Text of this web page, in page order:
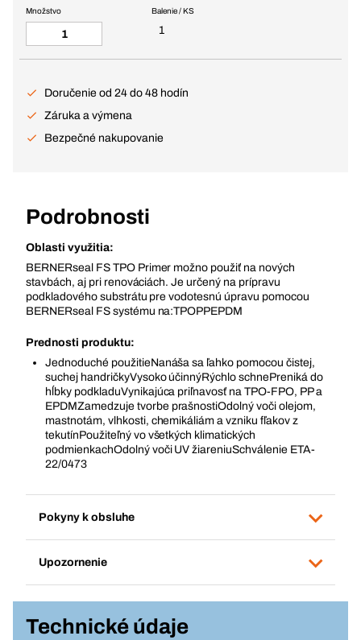
Balenie / KS
1
Množstvo
Doručenie od 24 do 48 hodín
Záruka a výmena
Bezpečné nakupovanie
Podrobnosti
Oblasti využitia:
BERNERseal FS TPO Primer možno použiť na nových
stavbách, aj pri renováciách. Je určený na prípravu
podkladového substrátu pre vodotesnú úpravu pomocou
BERNERseal FS systému na:TPOPPEPDM
Prednosti produktu:
Jednoduché použitieNanáša sa ľahko pomocou čistej,
suchej handričkyVysoko účinnýRýchlo schnePreniká do
hĺbky podkladuVynikajúca priľnavosť na TPO-FPO, PP a
EPDMZamedzuje tvorbe prašnostiOdolný voči olejom,
mastnotám, vlhkosti, chemikáliám a vzniku fľakov z
tekutínPoužiteľný vo všetkých klimatických
podmienkachOdolný voči UV žiareniuSchválenie ETA-
22/0473
Pokyny k obsluhe
Upozornenie
Technické údaje